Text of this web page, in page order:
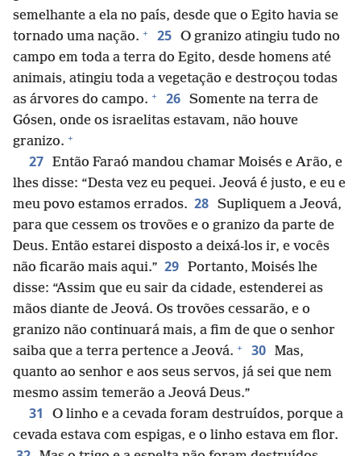
semelhante a ela no país, desde que o Egito havia se
tornado uma nação. + 25 O granizo atingiu tudo no
campo em toda a terra do Egito, desde homens até
animais, atingiu toda a vegetação e destroçou todas
as árvores do campo. + 26 Somente na terra de
Gósen, onde os israelitas estavam, não houve
granizo. +
27 Então Faraó mandou chamar Moisés e Arão, e
lhes disse: “Desta vez eu pequei. Jeová é justo, e eu e
meu povo estamos errados. 28 Supliquem a Jeová,
para que cessem os trovões e o granizo da parte de
Deus. Então estarei disposto a deixá-los ir, e vocês
não ficarão mais aqui.” 29 Portanto, Moisés lhe
disse: “Assim que eu sair da cidade, estenderei as
mãos diante de Jeová. Os trovões cessarão, e o
granizo não continuará mais, a fim de que o senhor
saiba que a terra pertence a Jeová. + 30 Mas,
quanto ao senhor e aos seus servos, já sei que nem
mesmo assim temerão a Jeová Deus.”
31
O linho e a cevada foram destruídos, porque a
cevada estava com espigas, e o linho estava em flor.